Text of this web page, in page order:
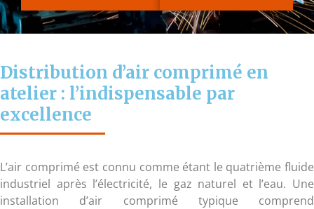
Distribution d’air comprimé en
atelier : l’indispensable par
excellence
L’air comprimé est connu comme étant le quatrième fluide
industriel après l’électricité, le gaz naturel et l’eau. Une
installation d’air comprimé typique comprend